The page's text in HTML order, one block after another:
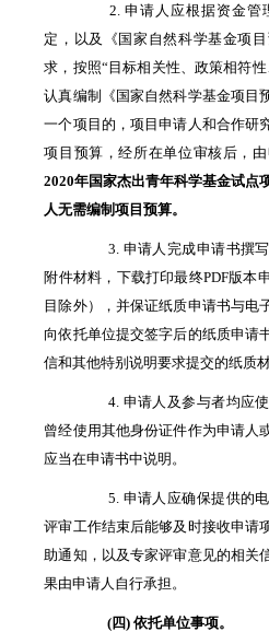
2. 申请人应根据资金管
定，以及《国家自然科学基金项
求，按照“目标相关性、政策相符
认真编制《国家自然科学基金项目
一个项目的，项目申请人和合作研
项目预算，经所在单位审核后，由
2020年国家杰出青年科学基金试点
人无需编制项目预算。
3. 申请人完成申请书撰写
附件材料，下载打印最终PDF版本
目除外），并保证纸质申请书与电
向依托单位提交签字后的纸质申请
信和其他特别说明要求提交的纸质
4. 申请人及参与者均应使
曾经使用其他身份证件作为申请人
应当在申请书中说明。
5. 申请人应确保提供的电
评审工作结束后能够及时接收申请
助通知，以及专家评审意见的相关
果由申请人自行承担。
(四) 依托单位事项。